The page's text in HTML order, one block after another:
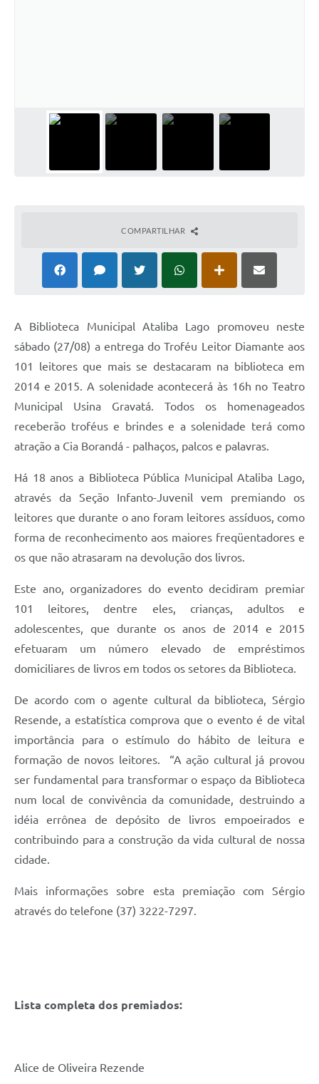
COMPARTILHAR
A Biblioteca Municipal Ataliba Lago promoveu neste
sábado (27/08) a entrega do Troféu Leitor Diamante aos
101 leitores que mais se destacaram na biblioteca em
2014 e 2015. A solenidade acontecerá às 16h no Teatro
Municipal Usina Gravatá. Todos os homenageados
receberão troféus e brindes e a solenidade terá como
atração a Cia Borandá - palhaços, palcos e palavras.
Há 18 anos a Biblioteca Pública Municipal Ataliba Lago,
através da Seção Infanto-Juvenil vem premiando os
leitores que durante o ano foram leitores assíduos, como
forma de reconhecimento aos maiores freqüentadores e
os que não atrasaram na devolução dos livros.
Este ano, organizadores do evento decidiram premiar
101 leitores, dentre eles, crianças, adultos e
adolescentes, que durante os anos de 2014 e 2015
efetuaram um número elevado de empréstimos
domiciliares de livros em todos os setores da Biblioteca.
De acordo com o agente cultural da biblioteca, Sérgio
Resende, a estatística comprova que o evento é de vital
importância para o estímulo do hábito de leitura e
formação de novos leitores. “A ação cultural já provou
ser fundamental para transformar o espaço da Biblioteca
num local de convivência da comunidade, destruindo a
idéia errônea de depósito de livros empoeirados e
contribuindo para a construção da vida cultural de nossa
cidade.
Mais informações sobre esta premiação com Sérgio
através do telefone (37) 3222-7297.
Lista completa dos premiados:
Alice de Oliveira Rezende